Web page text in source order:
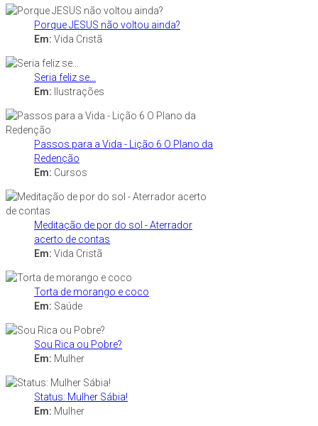
Porque JESUS não voltou ainda?
Em: Vida Cristã
Seria feliz se...
Em: Ilustrações
Passos para a Vida - Lição 6 O Plano da
Redenção
Em: Cursos
Meditação de por do sol - Aterrador
acerto de contas
Em: Vida Cristã
Torta de morango e coco
Em: Saúde
Sou Rica ou Pobre?
Em: Mulher
Status: Mulher Sábia!
Em: Mulher